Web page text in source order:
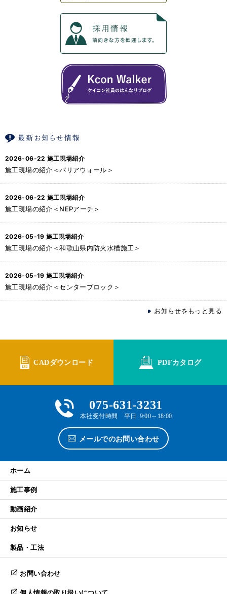
2026-06-22 施工現場紹介
施工現場の紹介＜バリアウォール＞
2026-06-22 施工現場紹介
施工現場の紹介＜NEPアーチ＞
2026-05-19 施工現場紹介
施工現場の紹介＜和歌山県内防火水槽施工＞
2026-05-19 施工現場紹介
施工現場の紹介＜センターブロック＞
お知らせをもっと見る
CADダウンロード PDFカタログ
075-631-3231
本社受付時間 平日 9:00～18:00
メールでのお問い合わせ
ホーム
施工事例
動画紹介
お知らせ
製品・工法
お問い合わせ
個人情報の取り扱いについて